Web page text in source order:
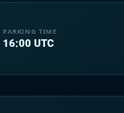
PARKING TIME
16:00 UTC